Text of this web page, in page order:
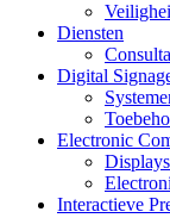
Diensten
Digital
Electronic
Interactieve